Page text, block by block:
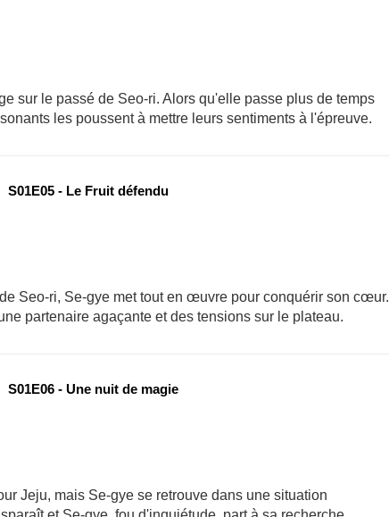
sur le passé de Seo-ri. Alors qu'elle passe plus de temps
les poussent à mettre leurs sentiments à l'épreuve.
S01E05 - Le Fruit défendu
Seo-ri, Se-gye met tout en œuvre pour conquérir son cœur.
partenaire agaçante et des tensions sur le plateau.
S01E06 - Une nuit de magie
Jeju, mais Se-gye se retrouve dans une situation